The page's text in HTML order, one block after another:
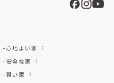
心地よい家
安全な家
賢い家